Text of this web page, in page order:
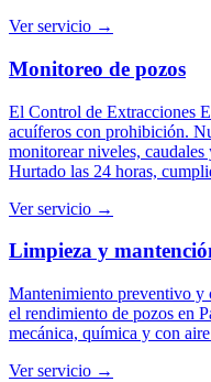
Ver servicio →
Monitoreo de pozos
El Control de Extracciones
acuíferos con prohibición.
monitorear niveles,
Hurtado las 24 horas,
Ver servicio →
Limpieza y
Mantenimiento preventivo
el rendimiento de pozos en
mecánica, química y con
Ver servicio →